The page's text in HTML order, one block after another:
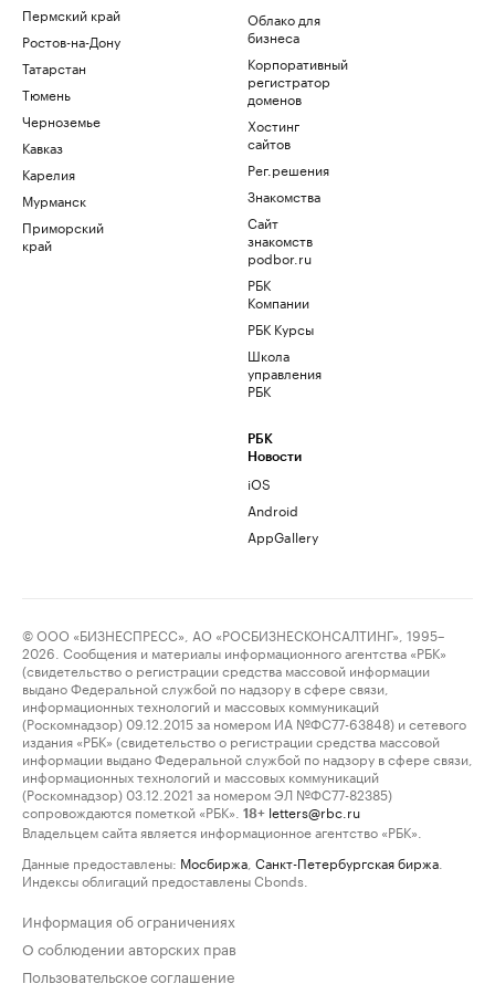
Пермский край
Ростов-на-Дону
Татарстан
Тюмень
Черноземье
Кавказ
Карелия
Мурманск
Приморский
край
Облако для
бизнеса
Корпоративный
регистратор
доменов
Хостинг
сайтов
Рег.решения
Знакомства
Сайт
знакомств
podbor.ru
РБК
Компании
РБК Курсы
Школа
управления
РБК
РБК
Новости
iOS
Android
AppGallery
© ООО «БИЗНЕСПРЕСС», АО «РОСБИЗНЕСКОНСАЛТИНГ», 1995–
2026. Сообщения и материалы информационного агентства «РБК»
(свидетельство о регистрации средства массовой информации
выдано Федеральной службой по надзору в сфере связи,
информационных технологий и массовых коммуникаций
(Роскомнадзор) 09.12.2015 за номером ИА №ФС77-63848) и сетевого
издания «РБК» (свидетельство о регистрации средства массовой
информации выдано Федеральной службой по надзору в сфере связи,
информационных технологий и массовых коммуникаций
(Роскомнадзор) 03.12.2021 за номером ЭЛ №ФС77-82385)
сопровождаются пометкой «РБК».
18+ letters@rbc.ru
Владельцем сайта является информационное агентство «РБК».
Данные предоставлены: Мосбиржа Санкт-Петербургская биржа
Индексы облигаций предоставлены Cbonds.
Информация об ограничениях
О соблюдении авторских прав
Пользовательское соглашение